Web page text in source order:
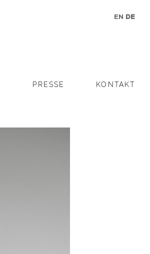
EN DE
PRESSE KONTAKT